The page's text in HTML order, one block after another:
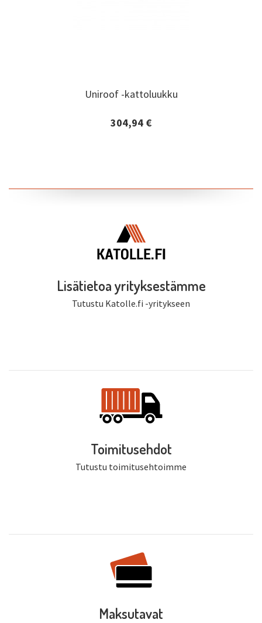
Uniroof -kattoluukku
304,94 €
Uniroof -kattoluukku
Lisätiedot ja tilaaminen
Lisätietoa yrityksestämme
Tutustu Katolle.fi -yritykseen
Toimitusehdot
Tutustu toimitusehtoimme
Maksutavat